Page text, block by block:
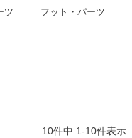
ツ フット・パーツ
10件中 1-10件表示